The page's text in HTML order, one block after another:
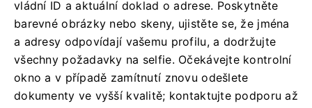
vládní ID a aktuální doklad o adrese. Poskytněte
barevné obrázky nebo skeny, ujistěte se, že jména
a adresy odpovídají vašemu profilu, a dodržujte
všechny požadavky na selfie. Očekávejte kontrolní
okno a v případě zamítnutí znovu odešlete
dokumenty ve vyšší kvalitě; kontaktujte podporu až